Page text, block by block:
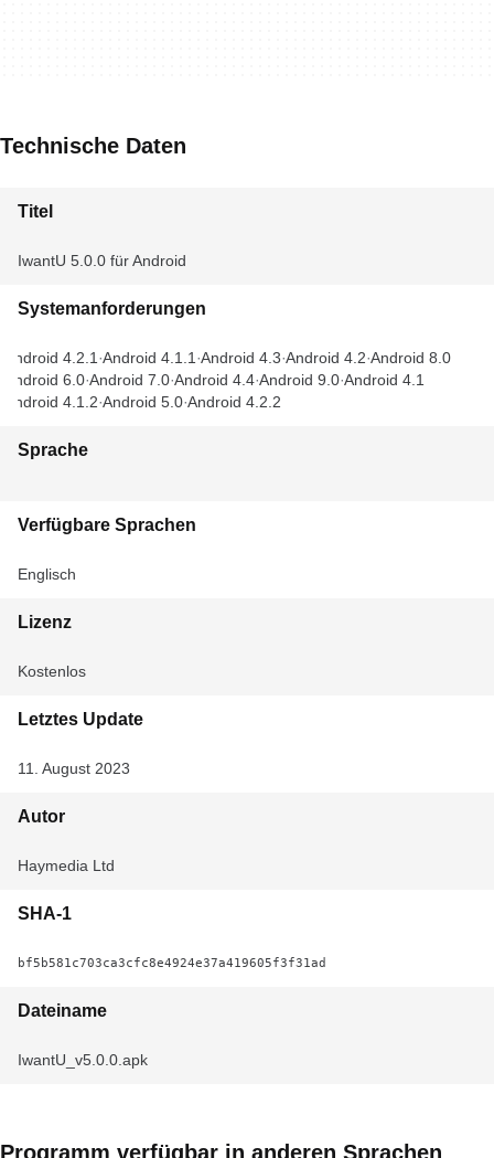
Technische Daten
Titel
IwantU 5.0.0 für Android
Systemanforderungen
Android 4.2.1 Android 4.1.1 Android 4.3 Android 4.2 Android 8.0
Android 6.0 Android 7.0 Android 4.4 Android 9.0 Android 4.1
Android 4.1.2 Android 5.0 Android 4.2.2
Sprache
Verfügbare Sprachen
Englisch
Lizenz
Kostenlos
Letztes Update
11. August 2023
Autor
Haymedia Ltd
SHA-1
bf5b581c703ca3cfc8e4924e37a419605f3f31ad
Dateiname
IwantU_v5.0.0.apk
Programm verfügbar in anderen Sprachen